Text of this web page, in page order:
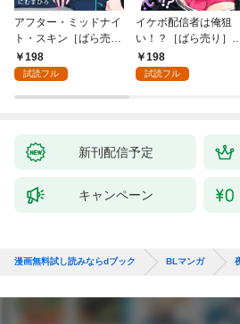
アフター・ミッドナイ
ト・スキン［ばら売
り］ 第1話
198
試読フル
イケボ配信者は俺狙
い！？［ばら売り］
第1話
198
試読フル
新刊配信予定
キャンペーン
漫画無料試し読みならdブック BLマンガ